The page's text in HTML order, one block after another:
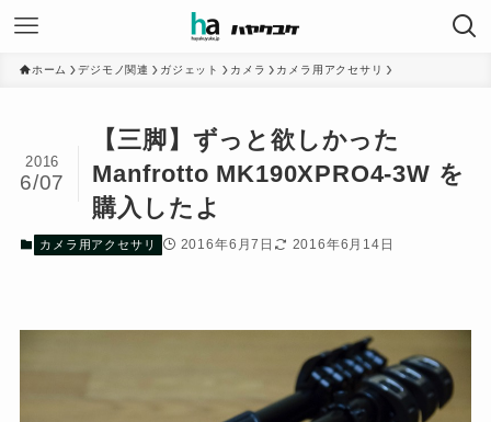
ホーム デジモノ関連 ガジェット カメラ カメラ用アクセサリ
【三脚】ずっと欲しかった
Manfrotto MK190XPRO4-3W を
購入したよ
2016
6/07
カメラ用アクセサリ 2016年6月7日 2016年6月14日